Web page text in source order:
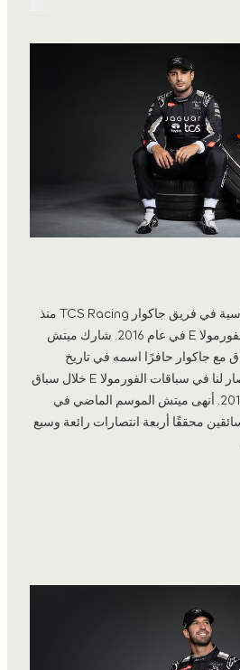
يُعد ميتش إيفانز ركيزة أساسية في فريق جاكوار TCS Racing منذ
ظهوره الأوّل في سباقات الفورمولا E في عام 2016. شارك ميتش
في أكثر من 100 سباق مع جاكوار حافرًا اسمه في تاريخ
الفريق بعدما حقق أوّل انتصار لنا في سباقات الفورمولا E خلال سباق
E-Prix في روما في عام 2019. أنهى ميتش الموسم الماضي في
محققًا أربعة انتصارات رائعة وسبع